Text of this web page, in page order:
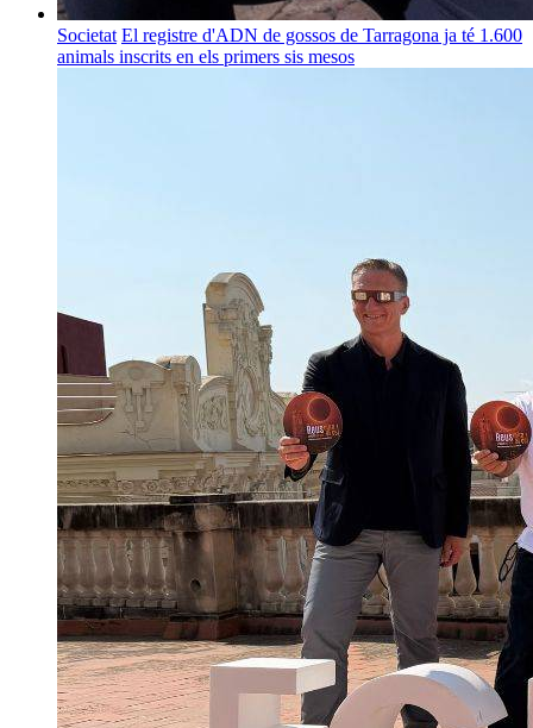
Societat El registre d'ADN de gossos de Tarragona ja té 1.600
animals inscrits en els primers sis mesos